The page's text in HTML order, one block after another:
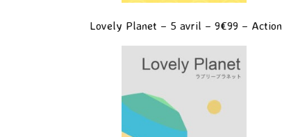
Lovely Planet – 5 avril – 9€99 – Action